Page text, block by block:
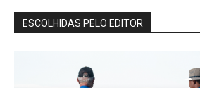
ESCOLHIDAS PELO EDITOR